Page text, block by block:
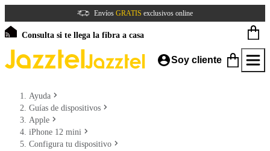
Envíos GRATIS exclusivos online
Consulta si te llega la fibra a casa
Soy cliente
Ayuda
Guías de dispositivos
Apple
iPhone 12 mini
Configura tu dispositivo